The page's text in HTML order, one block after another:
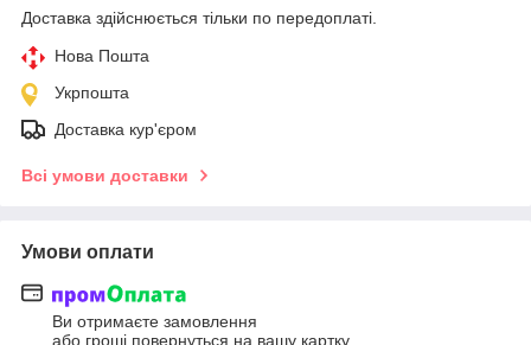
Доставка здійснюється тільки по передоплаті.
Нова Пошта
Укрпошта
Доставка кур'єром
Всі умови доставки
Умови оплати
Ви отримаєте замовлення
або гроші повернуться на вашу картку